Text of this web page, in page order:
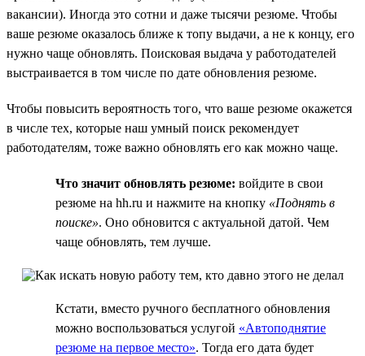
вакансии). Иногда это сотни и даже тысячи резюме. Чтобы
ваше резюме оказалось ближе к топу выдачи, а не к концу, его
нужно чаще обновлять. Поисковая выдача у работодателей
выстраивается в том числе по дате обновления резюме.
Чтобы повысить вероятность того, что ваше резюме окажется
в числе тех, которые наш умный поиск рекомендует
работодателям, тоже важно обновлять его как можно чаще.
Что значит обновлять резюме: войдите в свои
резюме на hh.ru и нажмите на кнопку «Поднять в
поиске». Оно обновится с актуальной датой. Чем
чаще обновлять, тем лучше.
Кстати, вместо ручного бесплатного обновления
можно воспользоваться услугой «Автоподнятие
резюме на первое место». Тогда его дата будет